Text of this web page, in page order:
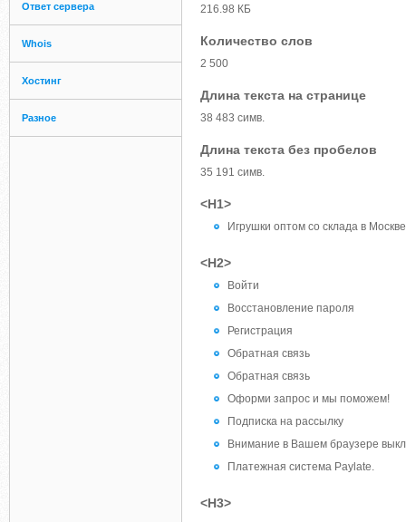
Ответ сервера
Whois
Хостинг
Разное
216.98 КБ
Количество слов
2 500
Длина текста на странице
38 483 симв.
Длина текста без пробелов
35 191 симв.
<H1>
Игрушки оптом со склада в Москве
<H2>
Войти
Восстановление пароля
Регистрация
Обратная связь
Обратная связь
Оформи запрос и мы поможем!
Подписка на рассылку
Внимание в Вашем браузере
Платежная система Paylate.
<H3>